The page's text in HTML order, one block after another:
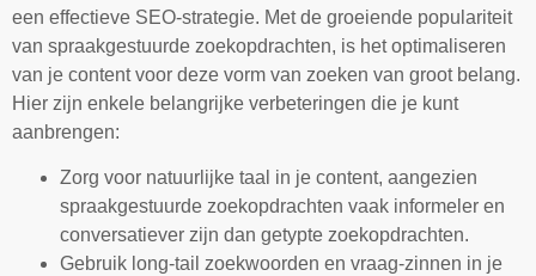
een effectieve SEO-strategie. Met de groeiende populariteit
van spraakgestuurde zoekopdrachten, is het optimaliseren
van je content voor deze vorm van zoeken van groot belang.
Hier zijn enkele belangrijke verbeteringen die je kunt
aanbrengen:
Zorg voor natuurlijke taal in je content, aangezien
spraakgestuurde zoekopdrachten vaak informeler en
conversatiever zijn dan getypte zoekopdrachten.
Gebruik long-tail zoekwoorden en vraag-zinnen in je